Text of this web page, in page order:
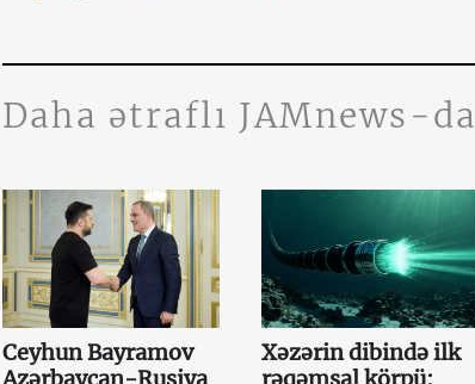
Daha ətraflı JAMnews-da
Ceyhun Bayramov
Xəzərin dibində ilk